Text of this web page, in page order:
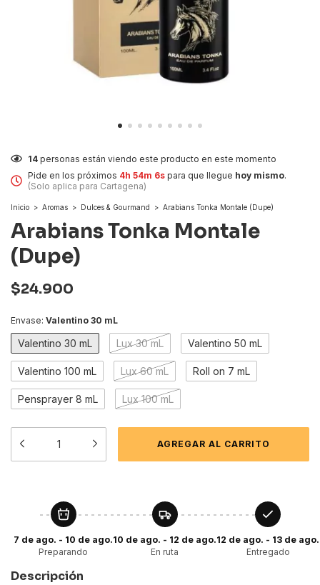
16 personas están viendo este producto en este momento
Pide en los próximos 4h 54m 5spara que llegue hoy mismo.
(Solo aplica para Cartagena)
Inicio > Aromas > Dulces & Gourmand > Arabians Tonka Montale (Dupe)
Arabians Tonka Montale
(Dupe)
$24.900
Envase: Valentino 30 mL
Valentino 30 mL Lux 30 mL Valentino 50 mL
Valentino 100 mL Lux 60 mL Roll on 7 mL
Pensprayer 8 mL Lux 100 mL
7 de ago. - 10 de ago.
Preparando
10 de ago. - 12 de ago.
En ruta
12 de ago. - 13 de ago.
Entregado
Descripción